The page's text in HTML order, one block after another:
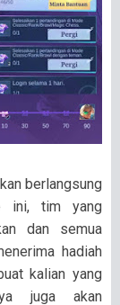
berlangsung
ini, tim yang
dan semua
hadiah
kalian yang
juga akan